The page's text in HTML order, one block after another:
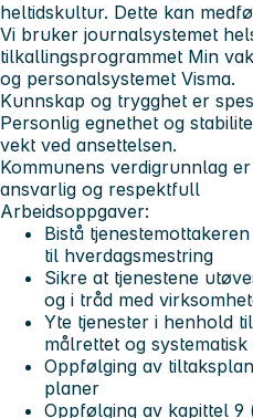
heltidskultur. Dette kan
Vi bruker journalsystemet
tilkallingsprogrammet Min
og personalsystemet Visma.
Kunnskap og trygghet er
Personlig egnethet og
vekt ved ansettelsen.
Kommunens verdigrunnlag er
ansvarlig og respektfull
Arbeidsoppgaver:
Bistå
til hverdagsmestring
Sikre at tjenestene
og i tråd med
Yte tjenester i henhold
målrettet og
Oppfølging av
planer
Oppfølging av kapittel 9